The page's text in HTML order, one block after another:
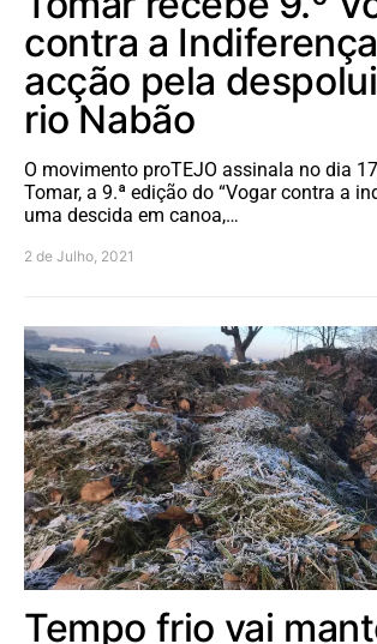
contra a
acção pela
rio Nabão
O movimento proTEJO assinala no dia
Tomar, a 9.ª edição do “Vogar contra a
uma descida em canoa,…
2 de Julho, 2021
Tempo frio vai